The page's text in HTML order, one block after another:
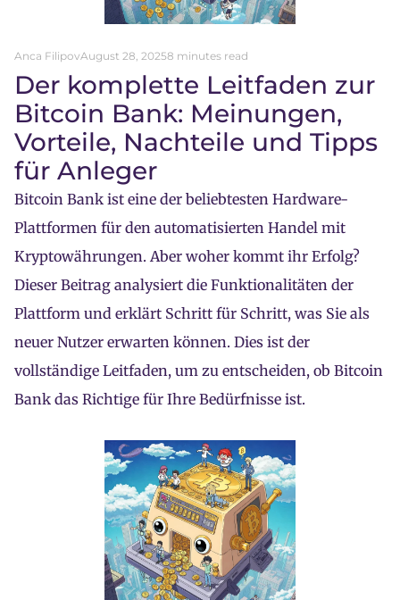
Anca FilipovAugust 28, 20258 minutes read
Der komplette Leitfaden zur
Bitcoin Bank: Meinungen,
Vorteile, Nachteile und Tipps
für Anleger
Bitcoin Bank ist eine der beliebtesten Hardware-
Plattformen für den automatisierten Handel mit
Kryptowährungen. Aber woher kommt ihr Erfolg?
Dieser Beitrag analysiert die Funktionalitäten der
Plattform und erklärt Schritt für Schritt, was Sie als
neuer Nutzer erwarten können. Dies ist der
vollständige Leitfaden, um zu entscheiden, ob Bitcoin
Bank das Richtige für Ihre Bedürfnisse ist.